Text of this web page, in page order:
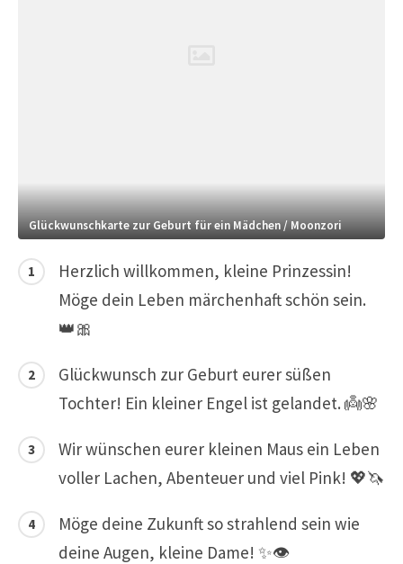
Glückwunschkarte zur Geburt für ein Mädchen / Moonzori
Herzlich willkommen, kleine Prinzessin!
Möge dein Leben märchenhaft schön sein.
👑🎀
Glückwunsch zur Geburt eurer süßen
Tochter! Ein kleiner Engel ist gelandet. 👼🌸
Wir wünschen eurer kleinen Maus ein Leben
voller Lachen, Abenteuer und viel Pink! 💖🦄
Möge deine Zukunft so strahlend sein wie
deine Augen, kleine Dame! ✨👁️